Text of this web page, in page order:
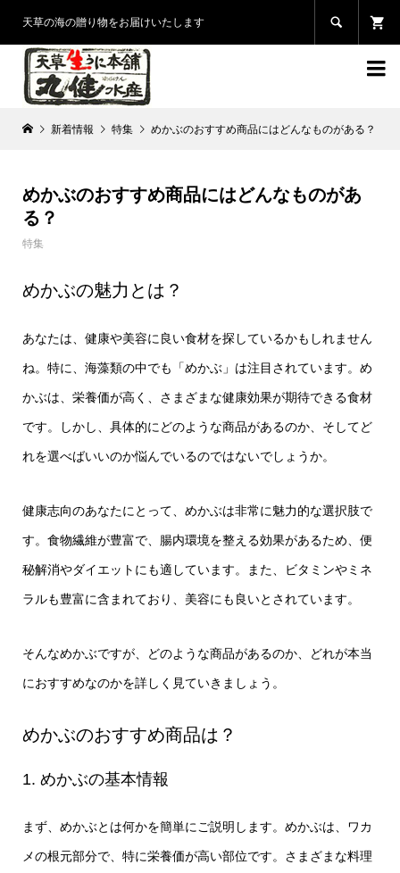
天草の海の贈り物をお届けいたします 

新着情報 特集 めかぶのおすすめ商品にはどんなものがある？
めかぶのおすすめ商品にはどんなものがあ
る？
特集
めかぶの魅力とは？
あなたは、健康や美容に良い食材を探しているかもしれません
ね。特に、海藻類の中でも「めかぶ」は注目されています。め
かぶは、栄養価が高く、さまざまな健康効果が期待できる食材
です。しかし、具体的にどのような商品があるのか、そしてど
れを選べばいいのか悩んでいるのではないでしょうか。
健康志向のあなたにとって、めかぶは非常に魅力的な選択肢で
す。食物繊維が豊富で、腸内環境を整える効果があるため、便
秘解消やダイエットにも適しています。また、ビタミンやミネ
ラルも豊富に含まれており、美容にも良いとされています。
そんなめかぶですが、どのような商品があるのか、どれが本当
におすすめなのかを詳しく見ていきましょう。
めかぶのおすすめ商品は？
1. めかぶの基本情報
まず、めかぶとは何かを簡単にご説明します。めかぶは、ワカ
メの根元部分で、特に栄養価が高い部位です。さまざまな料理